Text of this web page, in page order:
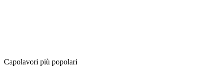
Capolavori più popolari